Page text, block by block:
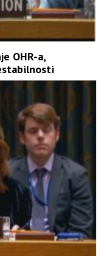
OHR-a,